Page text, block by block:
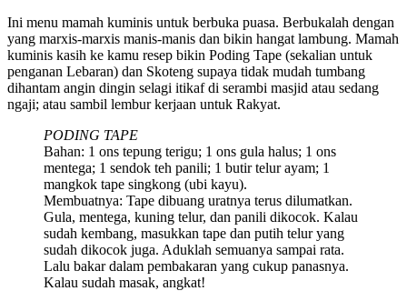
Ini menu mamah kuminis untuk berbuka puasa. Berbukalah dengan
yang marxis-marxis manis-manis dan bikin hangat lambung. Mamah
kuminis kasih ke kamu resep bikin Poding Tape (sekalian untuk
penganan Lebaran) dan Skoteng supaya tidak mudah tumbang
dihantam angin dingin selagi itikaf di serambi masjid atau sedang
ngaji; atau sambil lembur kerjaan untuk Rakyat.
PODING TAPE
Bahan: 1 ons tepung terigu; 1 ons gula halus; 1 ons
mentega; 1 sendok teh panili; 1 butir telur ayam; 1
mangkok tape singkong (ubi kayu).
Membuatnya: Tape dibuang uratnya terus dilumatkan.
Gula, mentega, kuning telur, dan panili dikocok. Kalau
sudah kembang, masukkan tape dan putih telur yang
sudah dikocok juga. Aduklah semuanya sampai rata.
Lalu bakar dalam pembakaran yang cukup panasnya.
Kalau sudah masak, angkat!